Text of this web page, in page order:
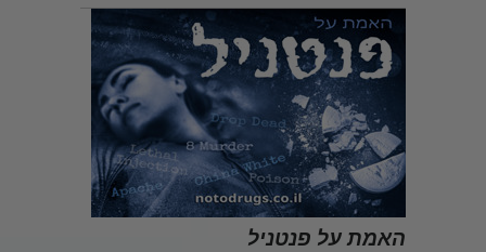
האמת על פנטניל